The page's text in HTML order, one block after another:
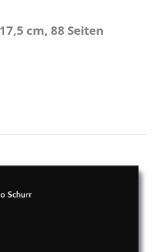
cm, 88 Seiten